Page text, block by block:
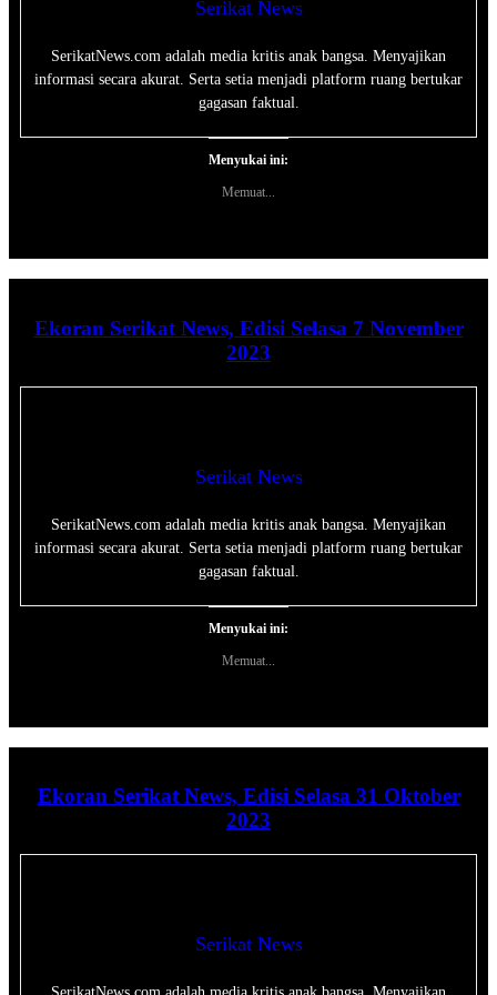
Serikat News
SerikatNews.com adalah media kritis anak bangsa. Menyajikan
informasi secara akurat. Serta setia menjadi platform ruang bertukar
gagasan faktual.
Menyukai ini:
Memuat...
Ekoran Serikat News, Edisi Selasa 7 November
2023
Serikat News
SerikatNews.com adalah media kritis anak bangsa. Menyajikan
informasi secara akurat. Serta setia menjadi platform ruang bertukar
gagasan faktual.
Menyukai ini:
Memuat...
Ekoran Serikat News, Edisi Selasa 31 Oktober
2023
Serikat News